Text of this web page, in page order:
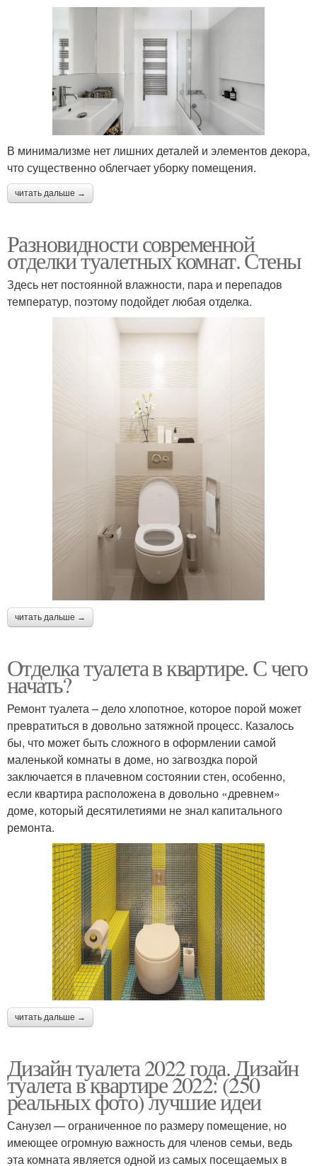
В минимализме нет лишних деталей и элементов декора,
что существенно облегчает уборку помещения.
читать дальше →
Разновидности современной
отделки туалетных комнат. Стены
Здесь нет постоянной влажности, пара и перепадов
температур, поэтому подойдет любая отделка.
читать дальше →
Отделка туалета в квартире. С чего
начать?
Ремонт туалета – дело хлопотное, которое порой может
превратиться в довольно затяжной процесс. Казалось
бы, что может быть сложного в оформлении самой
маленькой комнаты в доме, но загвоздка порой
заключается в плачевном состоянии стен, особенно,
если квартира расположена в довольно «древнем»
доме, который десятилетиями не знал капитального
ремонта.
читать дальше →
Дизайн туалета 2022 года. Дизайн
туалета в квартире 2022: (250
реальных фото) лучшие идеи
Санузел — ограниченное по размеру помещение, но
имеющее огромную важность для членов семьи, ведь
эта комната является одной из самых посещаемых в